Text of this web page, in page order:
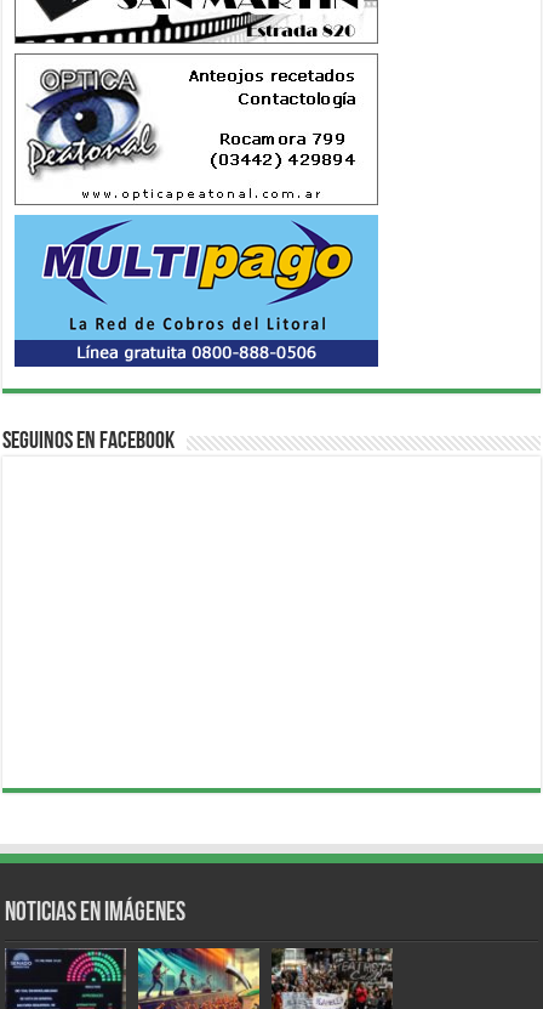
Seguinos en Facebook
Noticias en Imágenes